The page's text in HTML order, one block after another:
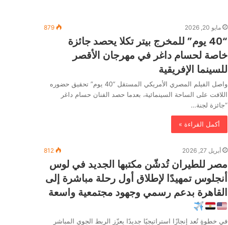
مايو 20, 2026 879
“40 يوم” للمخرج بيتر تكلا يحصد جائزة
خاصة لحسام داغر في مهرجان الأقصر
للسينما الإفريقية
واصل الفيلم المصري الأمريكي المستقل “40 يوم” تحقيق حضوره
اللافت على الساحة السينمائية، بعدما حصد الفنان حسام داغر
“جائزة لجنة…
أكمل القراءة »
أبريل 27, 2026 812
مصر للطيران تُدشّن مكتبها الجديد في لوس
أنجلوس تمهيدًا لإطلاق أول رحلة مباشرة إلى
القاهرة بدعم رسمي وجهود مجتمعية واسعة
في خطوةٍ تُعد إنجازًا استراتيجيًا جديدًا يعزّز الربط الجوي المباشر